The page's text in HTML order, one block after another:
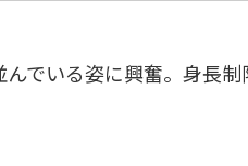
んでいる姿に興奮。身長